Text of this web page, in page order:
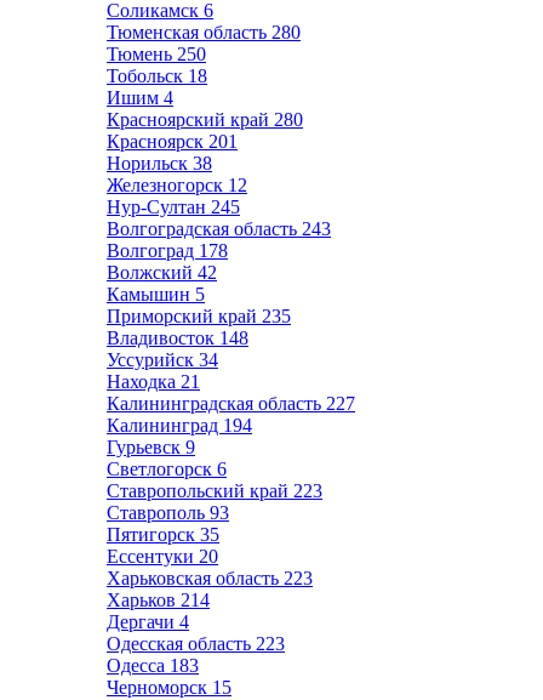
Соликамск 6
Тюменская область 280
Тюмень 250
Тобольск 18
Ишим 4
Красноярский край 280
Красноярск 201
Норильск 38
Железногорск 12
Нур-Султан 245
Волгоградская область 243
Волгоград 178
Волжский 42
Камышин 5
Приморский край 235
Владивосток 148
Уссурийск 34
Находка 21
Калининградская область 227
Калининград 194
Гурьевск 9
Светлогорск 6
Ставропольский край 223
Ставрополь 93
Пятигорск 35
Ессентуки 20
Харьковская область 223
Харьков 214
Дергачи 4
Одесская область 223
Одесса 183
Черноморск 15